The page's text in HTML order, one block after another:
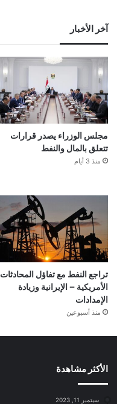
آخر الأخبار
مجلس الوزراء يصدر قرارات
تتعلق بالمال والنفط
منذ 3 أيام
تراجع النفط مع تفاؤل المحادثات
الأمريكية – الإيرانية وزيادة
الإمدادات
منذ أسبوعين
الأكثر مشاهدة
سبتمبر 11, 2023